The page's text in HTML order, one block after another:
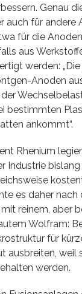
Genau
auch für andere
für die
aus
werden:
Anoden
bestimmten
ankommt“.
Rhenium
Industrie
es daher nach
reinem, aber
Wolfram:
für
ausbreiten, weil
werden.